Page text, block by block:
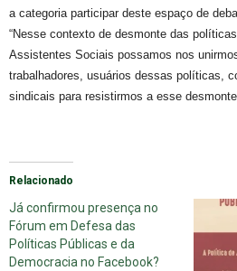
a categoria participar deste espaço de
“Nesse contexto de desmonte das
Assistentes Sociais possamos nos
trabalhadores, usuários dessas políticas,
sindicais para resistirmos a esse
Relacionado
Já confirmou presença no
Fórum em Defesa das
Políticas Públicas e da
Democracia no Facebook?